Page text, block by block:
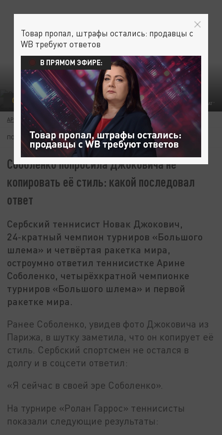
ФОТО: "ЧЕМПИОНАТ"
СПОРТ
АРТЁМ САЗОНОВ 11 ИЮНЯ 09:40
ПОДПИШИТЕСЬ:
Соболенко попросила Джоковича не
копировать её стиль: какой последовал
ответ
Сербский теннисист Новак Джокович,
24‑кратный чемпион турниров «Большого
шлема» и четвёртая ракетка мира,
остроумно ответил теннисистке Арине
Соболенко, четырёхкратной чемпионке
турниров «Большого шлема» и первой
ракетке мира.
Ранее Соболенко, увидев фото Джоковича из
Парижа, в шутку заметила, что он копирует её
стиль. Сербский спортсмен не остался в
долгу и в соцсети ответил:
«Я сейчас в своей эре Соболенко».
На турнире «Ролан Гаррос» теннисисты
показали следующие результаты:
Товар пропал, штрафы остались: продавцы с
WB требуют ответов
В ПРЯМОМ ЭФИРЕ: